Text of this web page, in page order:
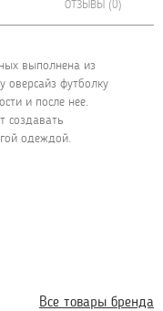
ОТЗЫВЫ (0)
выполнена из
оверсайз футболку
и после нее.
создавать
одеждой.
Все товары бренда